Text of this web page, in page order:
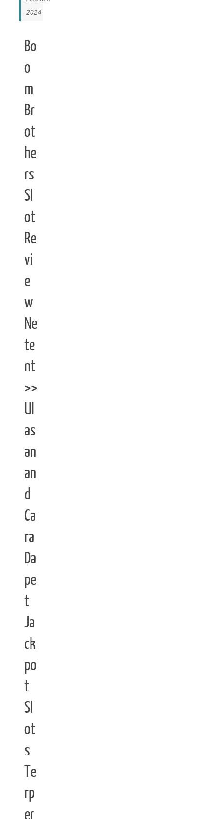
2024
Bo
o
m
Br
ot
he
rs
Sl
ot
Re
vi
e
w
Ne
te
nt
>>
Ul
as
an
an
d
Ca
ra
Da
pe
t
Ja
ck
po
t
Sl
ot
s
Te
rp
er